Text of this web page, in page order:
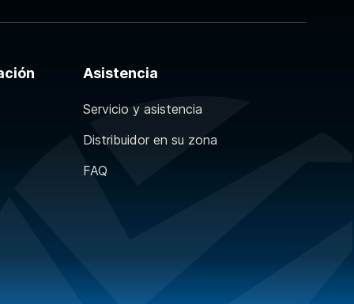
Asistencia
Servicio y asistencia
Distribuidor en su zona
FAQ